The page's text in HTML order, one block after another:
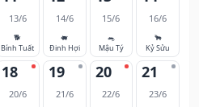
13/6
🐕
Bính Tuất
14/6
🐖
Đinh Hợi
15/6
🐀
Mậu Tý
16/6
🐂
Kỷ Sửu
18
20/6
19
21/6
20
22/6
21
23/6